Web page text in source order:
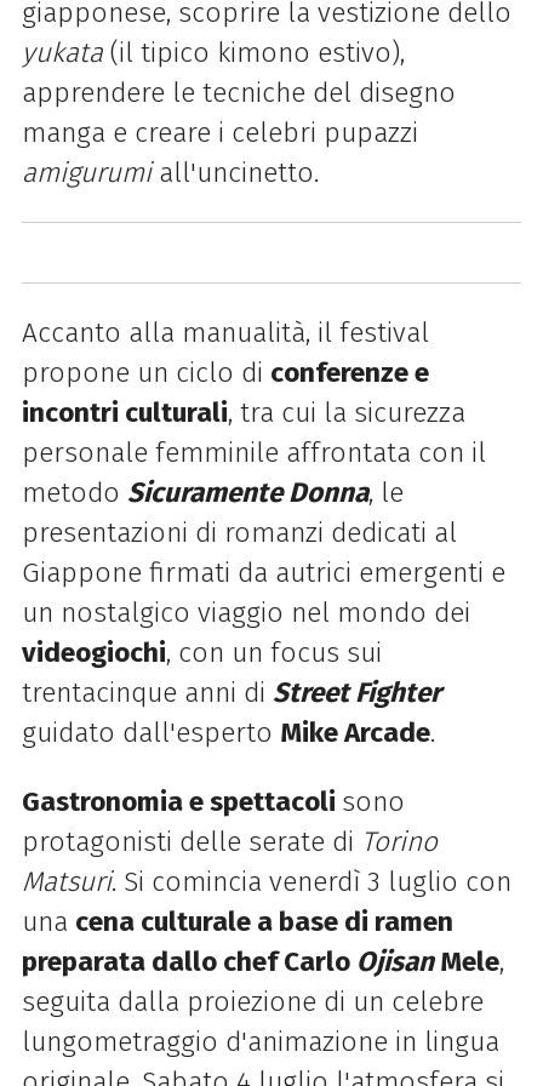
giapponese, scoprire la vestizione dello
yukata(il tipico kimono estivo),
apprendere le tecniche del disegno
manga e creare i celebri pupazzi
amigurumiall'uncinetto.
Accanto alla manualità, il festival
propone un ciclo di conferenze e
incontri culturali, tra cui la sicurezza
personale femminile affrontata con il
metodo Sicuramente Donna, le
presentazioni di romanzi dedicati al
Giappone firmati da autrici emergenti e
un nostalgico viaggio nel mondo dei
videogiochi, con un focus sui
trentacinque anni di Street Fighter
guidato dall'esperto Mike Arcade.
Gastronomia e spettacoli sono
protagonisti delle serate di Torino
Matsuri. Si comincia venerdì 3 luglio con
una cena culturale a base di ramen
preparata dallo chef Carlo OjisanMele,
seguita dalla proiezione di un celebre
lungometraggio d'animazione in lingua